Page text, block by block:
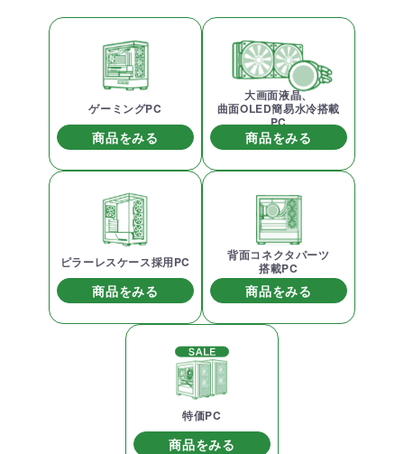
ゲーミングPC
商品をみる
大画面液晶、
曲面OLED簡易水冷搭載
PC
商品をみる
ピラーレスケース採用PC
商品をみる
背面コネクタパーツ
搭載PC
商品をみる
特価PC
商品をみる